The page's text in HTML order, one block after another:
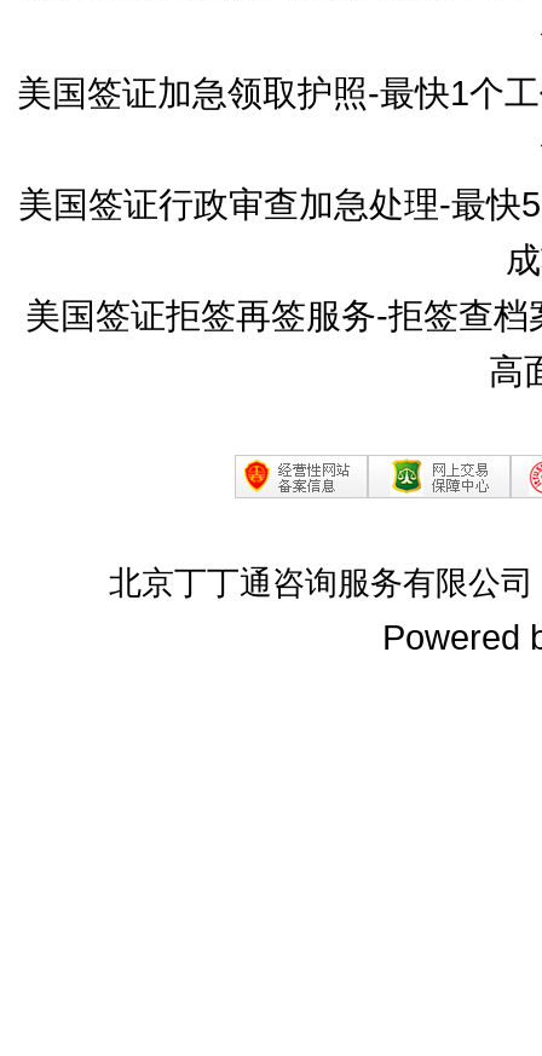
美国签证加急领取护照-最快1个
美国签证行政审查加急处理-最快
美国签证拒签再签服务-拒签查
高
北京丁丁通咨询服务有限公
Powered